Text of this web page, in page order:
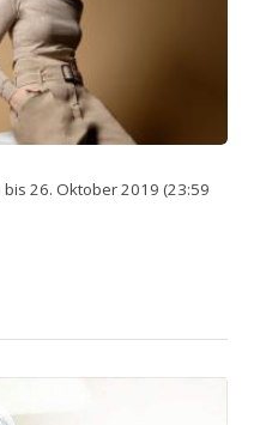
26. Oktober 2019 (23:59